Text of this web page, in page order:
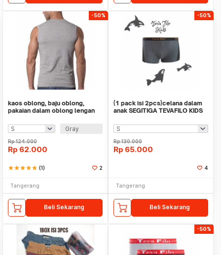
-50%
kaos oblong, baju oblong,
pakaian dalam oblong lengan
Gray
Rp124.000
Rp 62.000
starstarstarstarstar (1) 2
Tangerang
Beli Sekarang
-50%
(1 pack isi 2pcs)celana dalam
anak SEGITIGA TEVAFILO KIDS
Rp130.000
Rp 65.000
4
Tangerang
Beli Sekarang
-50%